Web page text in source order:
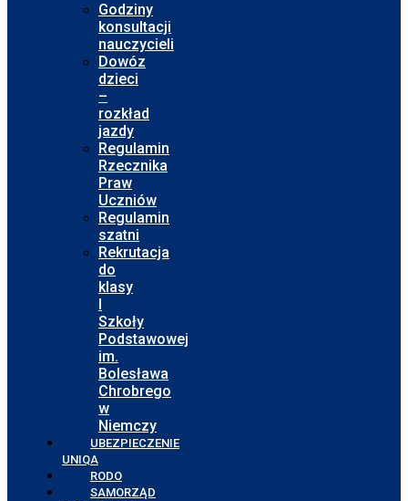
Godziny
konsultacji
nauczycieli
Dowóz
dzieci
–
rozkład
jazdy
Regulamin
Rzecznika
Praw
Uczniów
Regulamin
szatni
Rekrutacja
do
klasy
I
Szkoły
Podstawowej
im.
Bolesława
Chrobrego
w
Niemczy
UBEZPIECZENIE
UNIQA
RODO
SAMORZĄD